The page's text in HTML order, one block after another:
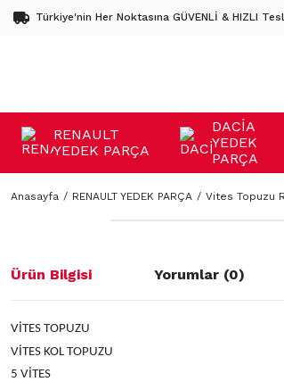
Türkiye'nin Her Noktasına GÜVENLİ & HIZLI
RENAULT
YEDEK PARÇA
DACİA
YEDEK
PARÇA
Anasayfa RENAULT YEDEK PARÇA Vites Topuzu
Ürün Bilgisi Yorumlar (0)
VİTES TOPUZU
VİTES KOL TOPUZU
5 VİTES